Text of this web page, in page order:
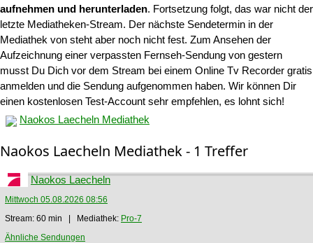
aufnehmen und herunterladen. Fortsetzung folgt, das war nicht der
letzte Mediatheken-Stream. Der nächste Sendetermin in der
Mediathek von steht aber noch nicht fest. Zum Ansehen der
Aufzeichnung einer verpassten Fernseh-Sendung von gestern
musst Du Dich vor dem Stream bei einem Online Tv Recorder gratis
anmelden und die Sendung aufgenommen haben. Wir können Dir
einen kostenlosen Test-Account sehr empfehlen, es lohnt sich!
Naokos Laecheln Mediathek
Naokos Laecheln Mediathek - 1 Treffer
Naokos Laecheln
Mittwoch 05.08.2026 08:56
Stream: 60 min | Mediathek: Pro-7
Ähnliche Sendungen